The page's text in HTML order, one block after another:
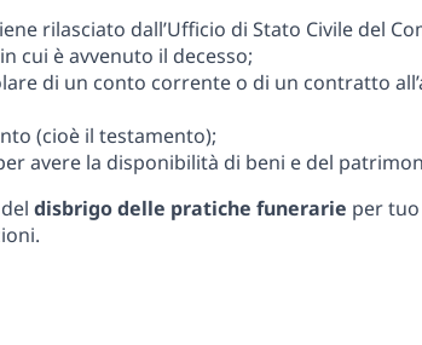
rilasciato dall’Ufficio di Stato Civile del
cui è avvenuto il decesso;
di un conto corrente o di un contratto
(cioè il testamento);
avere la disponibilità di beni e del
disbrigo delle pratiche funerarie per